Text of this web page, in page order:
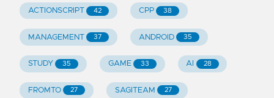
ACTIONSCRIPT 42 CPP 38
MANAGEMENT 37 ANDROID 35
STUDY 35 GAME 33 AI 28
FROMTO 27 SAGITEAM 27